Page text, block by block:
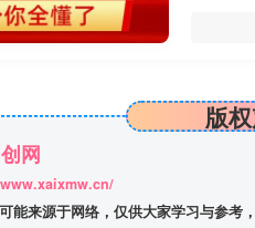
版
网
能来源于网络，仅供大家学习与参考